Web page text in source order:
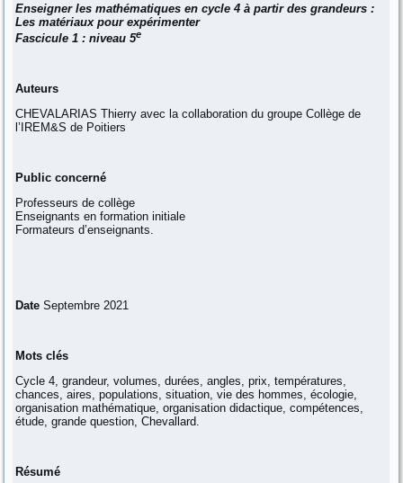
Enseigner les mathématiques en cycle 4 à partir des grandeurs :
Les matériaux pour expérimenter
Fascicule 1 : niveau 5e
Auteurs
CHEVALARIAS Thierry avec la collaboration du groupe Collège de
l’IREM&S de Poitiers
Public concerné
Professeurs de collège
Enseignants en formation initiale
Formateurs d’enseignants.
DateSeptembre 2021
Mots clés
Cycle 4, grandeur, volumes, durées, angles, prix, températures,
chances, aires, populations, situation, vie des hommes, écologie,
organisation mathématique, organisation didactique, compétences,
étude, grande question, Chevallard.
Résumé